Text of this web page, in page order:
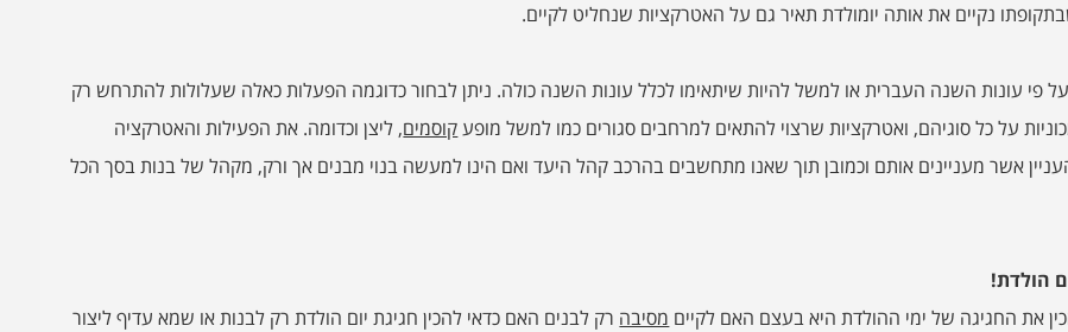
נקיים את אותה יומולדת תאיר גם על האטרקציות שנחליט לקיים.
על פי עונות השנה העברית או למשל להיות שיתאימו לכלל עונות השנה כולה. ניתן לבחור כדוגמה הפעלות כאלה שעלולות להתרחש רק
על כל סוגיהם, ואטרקציות שרצוי להתאים למרחבים סגורים כמו למשל מופעקוסמים, ליצן וכדומה. את הפעילות והאטרקציה
אשר מעניינים אותם וכמובן תוך שאנו מתחשבים בהרכב קהל היעד ואם הינו למעשה בנוי מבנים אך ורק, מקהל של בנות בסך הכל
הולדת!
את החגיגה של ימי ההולדת היא בעצם האם לקיים מסיבה רק לבנים האם כדאי להכין חגיגת יום הולדת רק לבנות או שמא עדיף ליצור